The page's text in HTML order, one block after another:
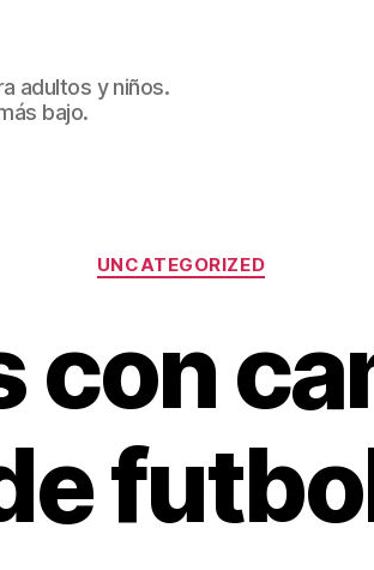
adultos y niños.
bajo.
Categorías
UNCATEGORIZED
con